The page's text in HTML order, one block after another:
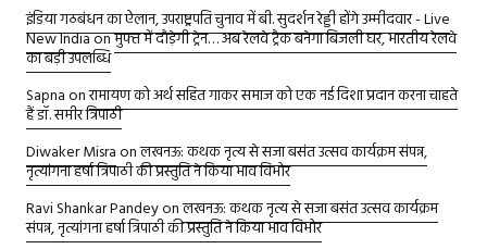
इंडिया गठबंधन का ऐलान, उपराष्ट्रपति चुनाव में बी. सुदर्शन रेड्डी होंगे उम्मीदवार - Live
New Indiaonमुफ्त में दौड़ेगी ट्रेन… अब रेलवे ट्रैक बनेगा बिजली घर, भारतीय रेलवे
का बड़ी उपलब्धि
Sapnaonरामायण को अर्थ सहित गाकर समाज को एक नई दिशा प्रदान करना चाहते
हैं डॉ. समीर त्रिपाठी
Diwaker Misraonलखनऊ: कथक नृत्य से सजा बसंत उत्सव कार्यक्रम संपन्न,
नृत्यांगना हर्षा त्रिपाठी की प्रस्तुति ने किया भाव विभोर
Ravi Shankar Pandeyonलखनऊ: कथक नृत्य से सजा बसंत उत्सव कार्यक्रम
संपन्न, नृत्यांगना हर्षा त्रिपाठी की प्रस्तुति ने किया भाव विभोर